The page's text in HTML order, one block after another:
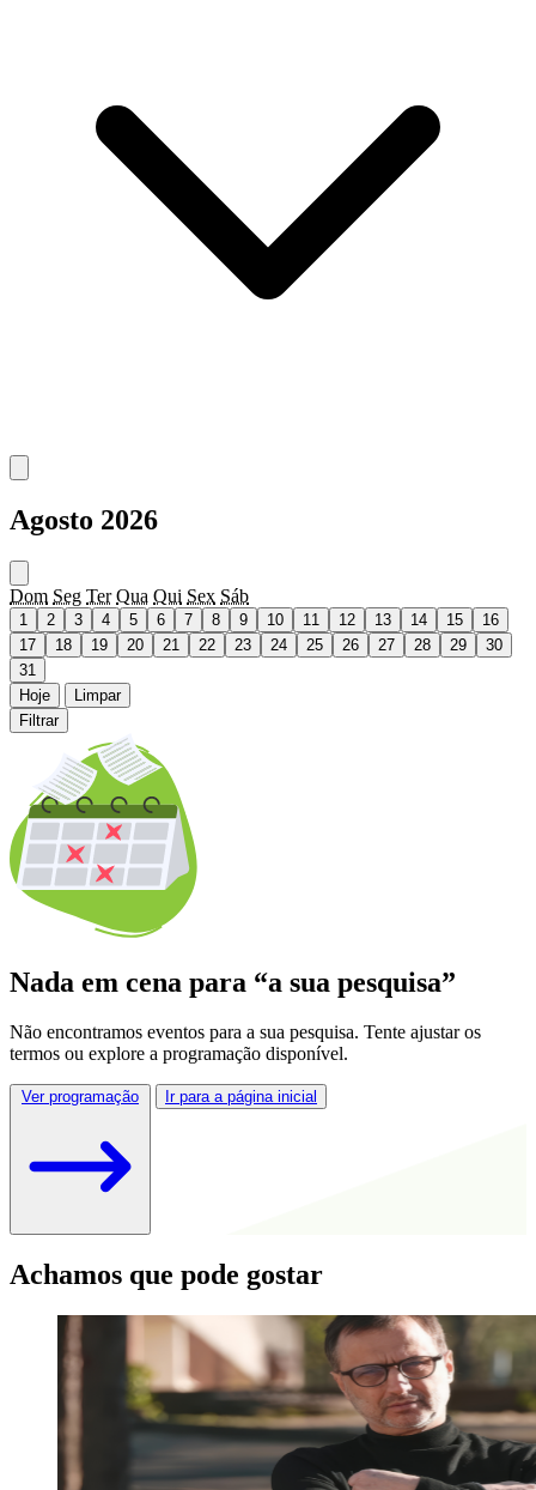
Agosto 2026
Dom Seg Ter Qua Qui Sex Sáb
1 2 3 4 5 6 7 8 9 10 11 12 13 14 15
16
17
18 19 20 21 22 23 24 25 26 27 28 29
30
31
Hoje
Limpar
Filtrar
Nada em cena para “a sua pesquisa”
Não encontramos eventos para a sua pesquisa. Tente ajustar os
termos ou explore a programação disponível.
Ver programação Ir para a página inicial
Achamos que pode gostar